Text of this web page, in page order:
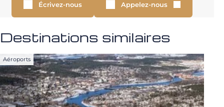
Écrivez-nous Appelez-nous
Destinations similaires
Aéroports